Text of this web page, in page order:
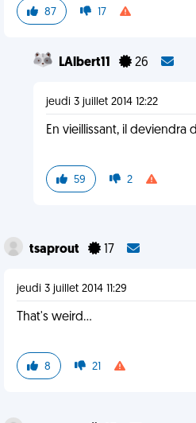
87 17
LAlbert11 26
jeudi 3 juillet 2014 12:22
En vieillissant, il
59 2
tsaprout 17
jeudi 3 juillet 2014 11:29
That's weird...
8 21